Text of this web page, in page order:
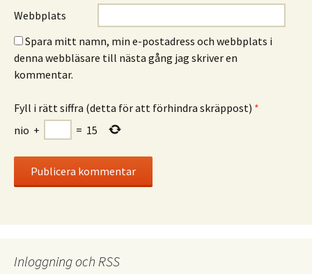
Webbplats
Spara mitt namn, min e-postadress och webbplats i
denna webbläsare till nästa gång jag skriver en
kommentar.
Fyll i rätt siffra (detta för att förhindra skräppost) *
nio + = 15
Inloggning och RSS